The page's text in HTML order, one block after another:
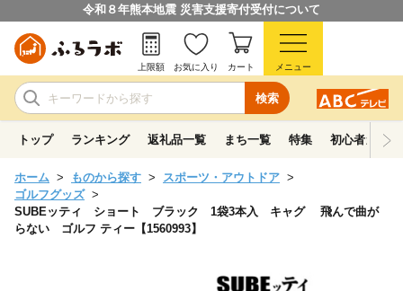
令和８年熊本地震 災害支援寄付受付について
検索
上限額 お気に入り カート メニュー
トップ ランキング 返礼品一覧 まち一覧 特集 初心者ガイド
ホーム ものから探す
スポーツ・アウトドア
ゴルフグッズ
SUBEッティ ショート ブラック 1袋3本入 キャグ 飛んで曲が
らない ゴルフ ティー【1560993】